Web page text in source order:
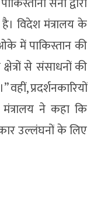
विदेश मंत्रालय के
में पाकिस्तान की
से संसाधनों की
प्रदर्शनकारियों
मंत्रालय ने कहा कि
उल्लंघनों के लिए